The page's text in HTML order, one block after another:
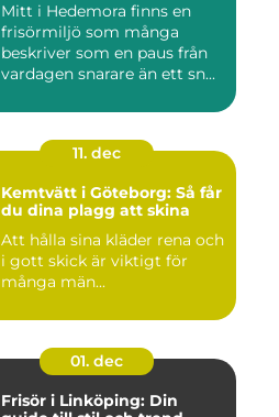
Mitt i Hedemora finns en
frisörmiljö som många
beskriver som en paus från
vardagen snarare än ett sn...
11. dec
Kemtvätt i Göteborg: Så får
du dina plagg att skina
Att hålla sina kläder rena och
i gott skick är viktigt för
många män...
01. dec
Frisör i Linköping: Din